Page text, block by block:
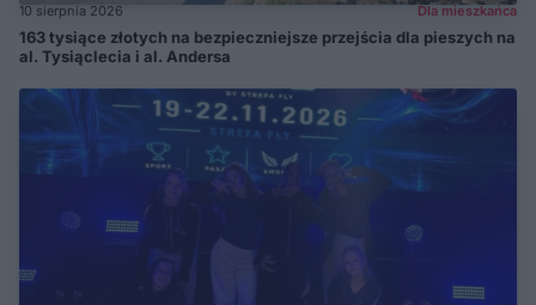
10 sierpnia 2026 Dla mieszkańca
163 tysiące złotych na bezpieczniejsze przejścia dla pieszych na
al. Tysiąclecia i al. Andersa